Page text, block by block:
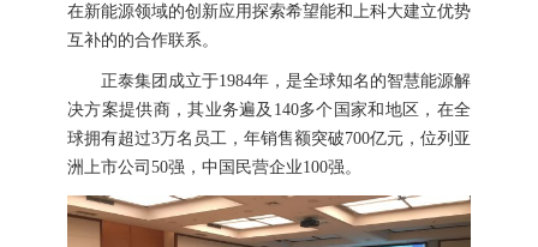
在新能源领域的创新应用探索希望能和上科大建立优势
互补的的合作联系。
正泰集团成立于1984年，是全球知名的智慧能源解
决方案提供商，其业务遍及140多个国家和地区，在全
球拥有超过3万名员工，年销售额突破700亿元，位列亚
洲上市公司50强，中国民营企业100强。